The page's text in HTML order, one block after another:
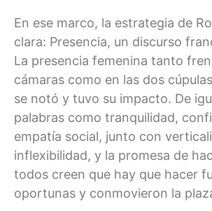
En ese marco, la estrategia de
clara: Presencia, un discurso
La presencia femenina tanto
cámaras como en las dos
se notó y tuvo su impacto. De
palabras como tranquilidad,
empatía social, junto con
inflexibilidad, y la promesa de
todos creen que hay que hacer
oportunas y conmovieron la